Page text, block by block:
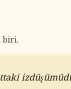
biri.